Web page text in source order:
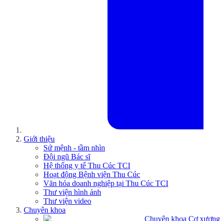
Giới thiệu
Sứ mệnh - tầm nhìn
Đội ngũ Bác sĩ
Hệ thống y tế Thu Cúc TCI
Hoạt động Bệnh viện Thu Cúc
Văn hóa doanh nghiệp tại Thu Cúc TCI
Thư viện hình ảnh
Thư viện video
Chuyên khoa
Chuyên khoa Cơ